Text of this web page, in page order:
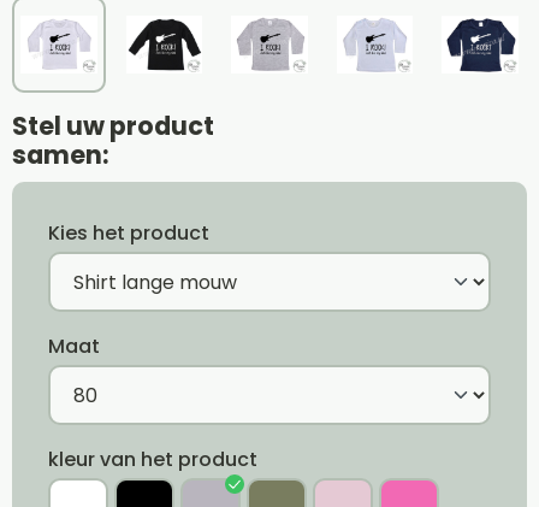
Stel uw product
samen:
Kies het product
Maat
kleur van het product